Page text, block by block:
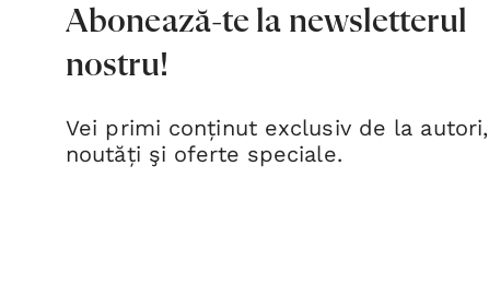
Abonează-te la newsletterul
nostru!
Vei primi conținut exclusiv de la autori,
noutăți şi oferte speciale.